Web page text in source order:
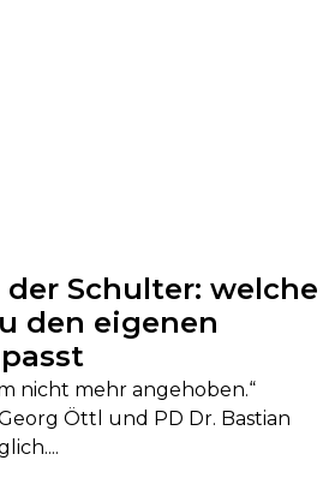
Schulter: welche
den eigenen
nicht mehr angehoben.“
Öttl und PD Dr. Bastian